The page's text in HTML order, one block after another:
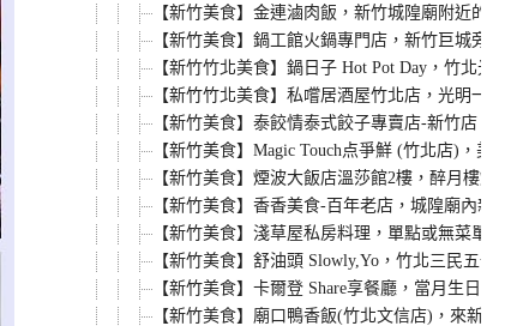
【新竹美食】金連滷肉飯，新竹城隍廟附近的新
【新竹美食】鍋工館火鍋專門店，新竹巨城旁第
【新竹竹北美食】鍋日子 Hot Pot Day，竹北光明
【新竹竹北美食】私嚐居酒屋竹北店，光明一路
【新竹美食】泰餃情泰式餃子專賣店-新竹店，五
【新竹美食】Magic Touch点爭鮮 (竹北店)，美國
【新竹美食】煙波大飯店溫莎館2樓，醉月樓烤鴨
【新竹美食】香香美食-百年老店，城隍廟內新竹
【新竹美食】淺草屋私房料理，單點或無菜單快
【新竹美食】舒油頭 Slowly,Yo，竹北三民五號店
【新竹美食】卡爾登 Share享餐廳，當月生日義
【新竹美食】廟口鴨香飯(竹北文信店)，來新竹必